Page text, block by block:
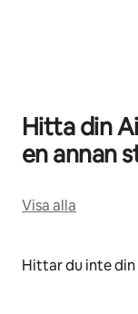
Hitta din
en annan
Visa alla
Hittar du inte din